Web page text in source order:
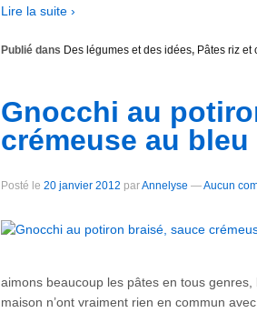
Lire la suite ›
Publié dans Des légumes et des idées, Pâtes riz et
Gnocchi au
crémeuse au
Posté le 20 janvier 2012 parAnnelyse —Aucun
aimons beaucoup les pâtes en tous
maison n’ont vraiment rien en commun